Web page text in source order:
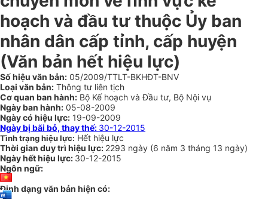
hoạch và đầu tư thuộc Ủy ban
nhân dân cấp tỉnh, cấp huyện
(Văn bản hết hiệu lực)
Số hiệu văn bản: 05/2009/TTLT-BKHĐT-BNV
Loại văn bản: Thông tư liên tịch
Cơ quan ban hành: Bộ Kế hoạch và Đầu tư, Bộ Nội vụ
Ngày ban hành: 05-08-2009
Ngày có hiệu lực: 19-09-2009
Ngày bị bãi bỏ, thay thế: 30-12-2015
Tình trạng hiệu lực: Hết hiệu lực
Thời gian duy trì hiệu lực: 2293 ngày (6 năm 3 tháng 13 ngày)
Ngày hết hiệu lực: 30-12-2015
Ngôn ngữ:
Định dạng văn bản hiện có: